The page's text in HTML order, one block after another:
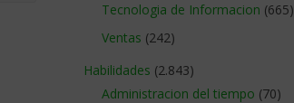
Tecnologia de Informacion (665)
Ventas (242)
Habilidades (2.843)
Administracion del tiempo (70)